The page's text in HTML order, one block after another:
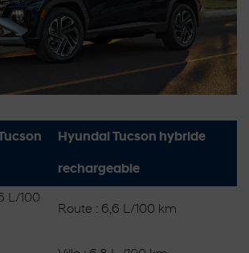
Hyundai Tucson hybride
rechargeable
L/100
Route : 6,6 L/100 km